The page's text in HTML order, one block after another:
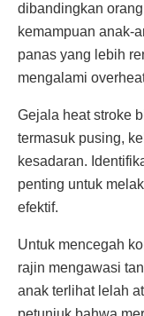
dibandingkan
kemampuan anak-
panas yang lebih
mengalami
Gejala heat stroke
termasuk pusing,
kesadaran.
penting untuk
efektif.
Untuk mencegah
rajin mengawasi
anak terlihat lelah